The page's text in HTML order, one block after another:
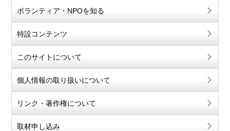
ボランティア・NPOを知る
特設コンテンツ
このサイトについて
個人情報の取り扱いについて
リンク・著作権について
取材申し込み